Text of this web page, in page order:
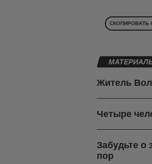
СКОПИРОВАТЬ
Житель
Четыре
Забудьте о
пор